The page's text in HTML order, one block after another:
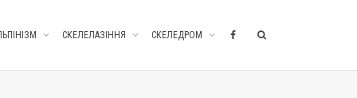
СКЕЛЕЛАЗІННЯ СКЕЛЕДРОМ